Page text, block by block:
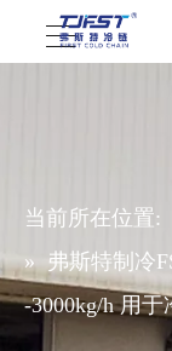
当前所在位置:
» 弗斯特制冷
-3000kg/h 用